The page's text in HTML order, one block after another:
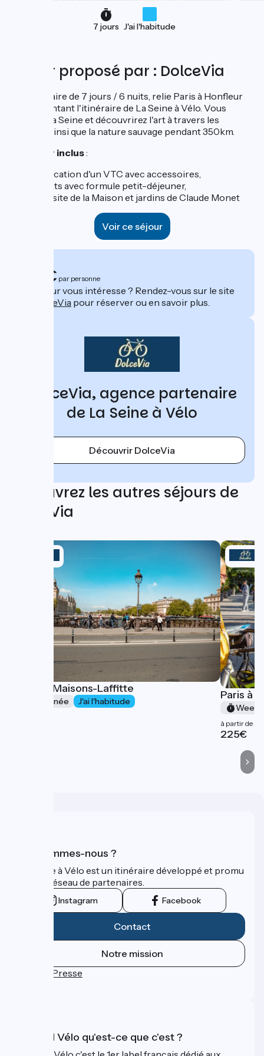
7 jours J'ai l'habitude
Séjour proposé par : DolceVia
Cet itinéraire de 7 jours / 6 nuits, relie Paris à Honfleur
en empruntant l'itinéraire de La Seine à Vélo. Vous
longerez la Seine et découvrirez l'art à travers les
époques ainsi que la nature sauvage pendant 350km.
Ce séjour inclus:
La location d'un VTC avec accessoires,
6 nuits avec formule petit-déjeuner,
La visite de la Maison et jardins de Claude Monet
Voir ce séjour
900€ par personne
Ce séjour vous intéresse ? Rendez-vous sur le site
DolceVia pour réserver ou en savoir plus.
DolceVia, agence partenaire
de La Seine à Vélo
Découvrir DolceVia
Découvrez les autres séjours de
DolceVia
Paris - Maisons-Laffitte
1 journée J'ai l'habitude Paris à
à partir de
225€
Qui sommes-nous ?
La Seine à Vélo est un itinéraire développé et promu
par un réseau de partenaires.
Instagram Facebook
Contact
Notre mission
Espace Presse
Accueil Vélo qu'est-ce que c'est ?